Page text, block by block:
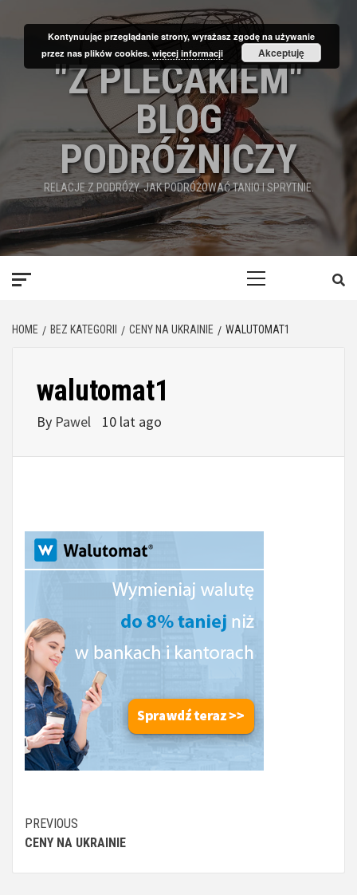
"Z PLECAKIEM"
BLOG
PODRÓŻNICZY
RELACJE Z PODRÓŻY. JAK PODRÓŻOWAĆ TANIO I SPRYTNIE.
HOME BEZ KATEGORII CENY NA UKRAINIE WALUTOMAT1
walutomat1
By Pawel 10 lat ago
Continue
Reading
PREVIOUS
CENY NA UKRAINIE
Kontynuując przeglądanie strony, wyrażasz zgodę na używanie
przez nas plików cookies.więcej informacji Akceptuję